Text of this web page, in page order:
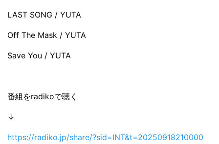
LAST SONG / YUTA
Off The Mask / YUTA
Save You / YUTA
番組をradikoで聴く
↓
https://radiko.jp/share/?sid=INT&t=20250918210000